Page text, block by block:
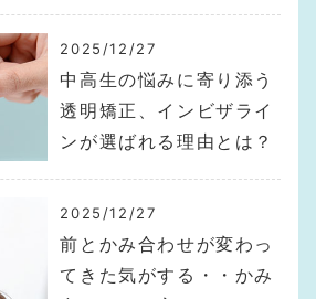
2025/12/27
中高生の悩みに寄り添う
透明矯正、インビザライ
ンが選ばれる理由とは？
2025/12/27
前とかみ合わせが変わっ
てきた気がする・・かみ